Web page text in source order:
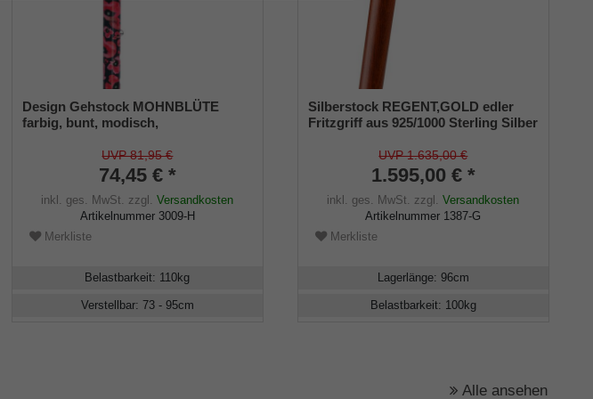
Design Gehstock MOHNBLÜTE
farbig, bunt, modisch,
Leichtmetall, Gummipuffer
UVP 81,95 €
74,45 € *
inkl. ges. MwSt. zzgl.Versandkosten
Artikelnummer 3009-H
Merkliste
Belastbarkeit: 110kg
Verstellbar: 73 - 95cm
Silberstock REGENT,GOLD edler
Fritzgriff aus 925/1000 Sterling Silber
Stock aus echtem Kirschbaumholz,
Gummipuffer
UVP 1.635,00 €
1.595,00 € *
inkl. ges. MwSt. zzgl.Versandkosten
Artikelnummer 1387-G
Merkliste
Lagerlänge: 96cm
Belastbarkeit: 100kg
Alle ansehen